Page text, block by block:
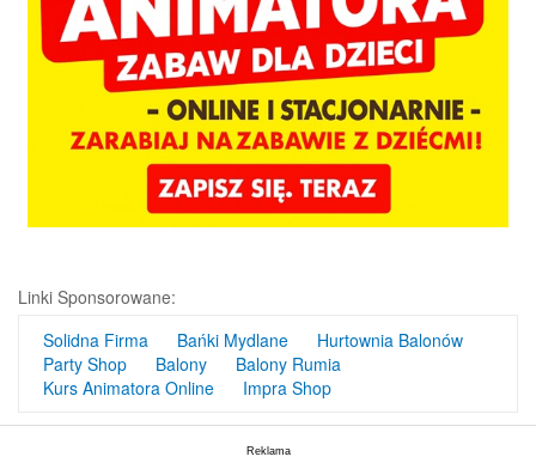
Linki Sponsorowane:
Solidna Firma
Bańki Mydlane
Hurtownia Balonów
Party Shop
Balony
Balony Rumia
Kurs Animatora Online
Impra Shop